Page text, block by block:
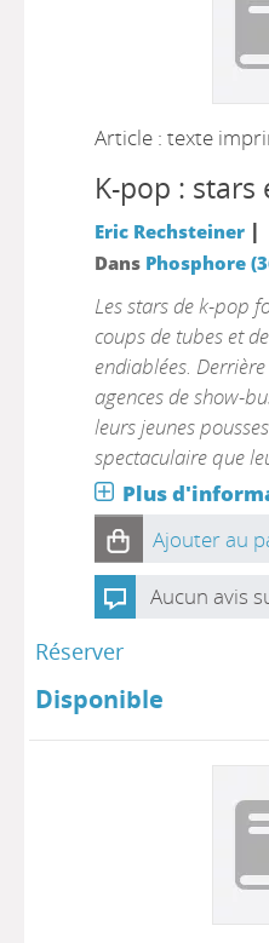
Article : texte
K-pop : stars
Eric Rechsteiner |
Dans Phosphore
Les stars de k-pop
coups de tubes et
endiablées. Derrière
agences de show-
leurs jeunes
spectaculaire que
Plus
Ajouter au
Aucun avis
Réserver
Disponible